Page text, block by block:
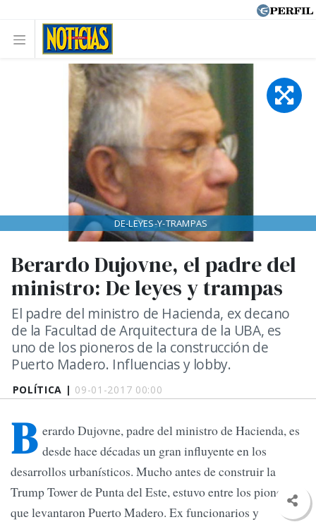
POLÍTICA | 09-01-2017 00:00
Berardo Dujovne, el padre del
ministro: De leyes y trampas
El padre del ministro de Hacienda, ex decano
de la Facultad de Arquitectura de la UBA, es
uno de los pioneros de la construcción de
Puerto Madero. Influencias y lobby.
DE-LEYES-Y-TRAMPAS
B erardo Dujovne, padre del ministro de Hacienda, es
desde hace décadas un gran influyente en los
desarrollos urbanísticos. Mucho antes de construir la
Trump Tower de Punta del Este, estuvo entre los pioneros
que levantaron Puerto Madero. Ex funcionarios y